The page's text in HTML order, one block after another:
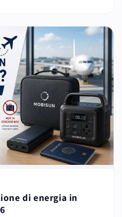
di energia in